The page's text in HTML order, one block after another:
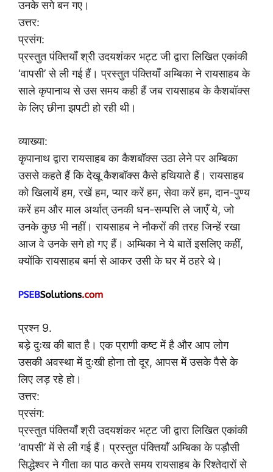
उनके सगे बन गए।
उत्तर:
प्रसंग:
प्रस्तुत पंक्तियाँ श्री उदयशंकर भट्ट जी द्वारा लिखित एकांकी
‘वापसी’ से ली गई हैं। प्रस्तुत पंक्तियाँ अम्बिका ने रायसाहब के
साले कृपानाथ से उस समय कही हैं जब रायसाहब के कैशबॉक्स
के लिए छीना झपटी हो रही थी।
व्याख्या:
कृपानाथ द्वारा रायसाहब का कैशबॉक्स उठा लेने पर अम्बिका
उससे कहते हैं कि देखू कैशबॉक्स कैसे हथियाते हैं। रायसाहब
को खिलायें हम, रखें हम, प्यार करें हम, सेवा करें हम, दान-पुण्य
करें हम और माल अर्थात् उनकी धन-सम्पत्ति ले जाएँ ये, जो
उनके कुछ भी नहीं। रायसाहब ने नौकरों की तरह जिन्हें रखा
आज वे उनके सगे हो गए हैं। अम्बिका ने ये बातें इसलिए कहीं,
क्योंकि रायसाहब बर्मा से आकर उसी के घर में ठहरे थे।
प्रश्न 9.
बड़े दुःख की बात है। एक प्राणी कष्ट में है और आप लोग
उसकी अवस्था में दुःखी होना तो दूर, आपस में उसके पैसे के
लिए लड़ रहे हो।
उत्तर:
प्रसंग:
प्रस्तुत पंक्तियाँ श्री उदयशंकर भट्ट जी द्वारा लिखित एकांकी
‘वापसी’ में से ली गई हैं। प्रस्तुत पंक्तियाँ अम्बिका के पड़ौसी
सिद्धेश्वर ने गीता का पाठ करते समय रायसाहब के रिश्तेदारों से